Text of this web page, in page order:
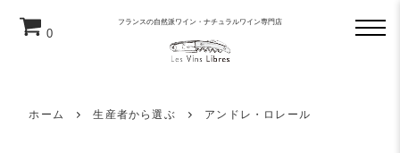
フランスの自然派ワイン・ナチュラルワイン専門店
0
ホーム 生産者から選ぶ アンドレ・ロレール